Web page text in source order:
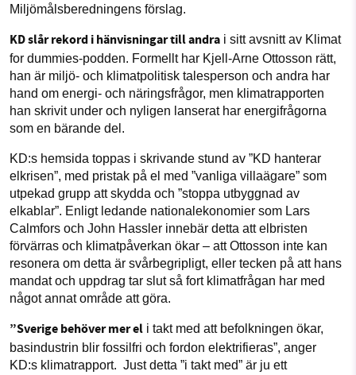
Miljömålsberedningens förslag.
KD slår rekord i hänvisningar till andra i sitt avsnitt av Klimat
for dummies-podden. Formellt har Kjell-Arne Ottosson rätt,
han är miljö- och klimatpolitisk talesperson och andra har
hand om energi- och näringsfrågor, men klimatrapporten
han skrivit under och nyligen lanserat har energifrågorna
som en bärande del.
KD:s hemsida toppas i skrivande stund av ”KD hanterar
elkrisen”, med pristak på el med ”vanliga villaägare” som
utpekad grupp att skydda och ”stoppa utbyggnad av
elkablar”. Enligt ledande nationalekonomier som Lars
Calmfors och John Hassler innebär detta att elbristen
förvärras och klimatpåverkan ökar – att Ottosson inte kan
resonera om detta är svårbegripligt, eller tecken på att hans
mandat och uppdrag tar slut så fort klimatfrågan har med
något annat område att göra.
”Sverige behöver mer el i takt med att befolkningen ökar,
basindustrin blir fossilfri och fordon elektrifieras”, anger
KD:s klimatrapport. Just detta ”i takt med” är ju ett